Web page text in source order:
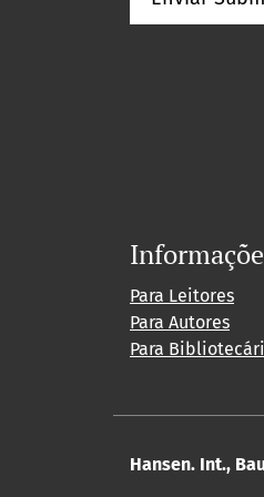
Para Leitores
Para Autores
Para
Hansen. Int.,